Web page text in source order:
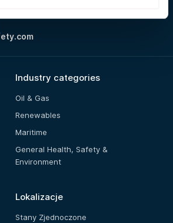
Industry categories
Oil & Gas
Renewables
Maritime
General Health, Safety &
Environment
Lokalizacje
Stany Zjednoczone